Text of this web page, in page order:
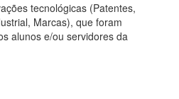
tecnológicas (Patentes,
Marcas), que foram
alunos e/ou servidores da